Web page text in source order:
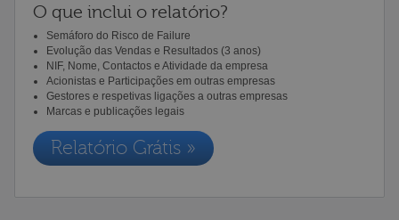
O que inclui o relatório?
Semáforo do Risco de Failure
Evolução das Vendas e Resultados (3 anos)
NIF, Nome, Contactos e Atividade da empresa
Acionistas e Participações em outras empresas
Gestores e respetivas ligações a outras empresas
Marcas e publicações legais
Relatório Grátis »